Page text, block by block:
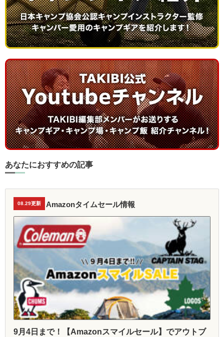
あなたにおすすめの記事
08.29更新 Amazonタイムセール情報
9月4日まで！【Amazonスマイルセール】でアウトブ